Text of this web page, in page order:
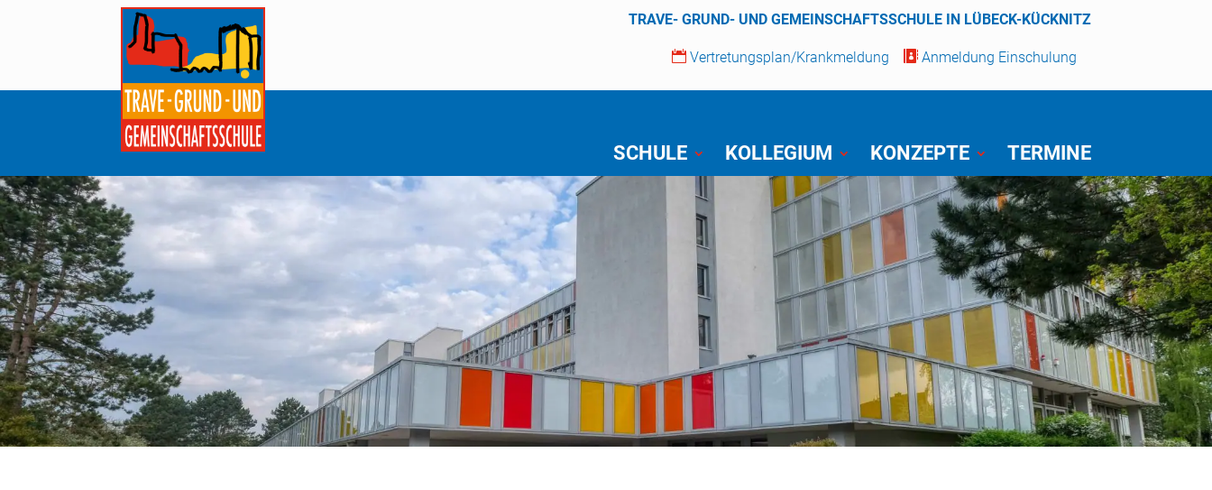
TRAVE- GRUND- UND GEMEINSCHAFTSSCHULE IN LÜBECK-KÜCKNITZ
Anmeldung Einschulung
Vertretungsplan/Krankmeldung
SCHULE KOLLEGIUM KONZEPTE TERMINE